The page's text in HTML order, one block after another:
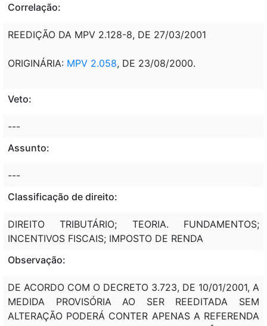
Correlação:
REEDIÇÃO DA MPV 2.128-8, DE 27/03/2001
ORIGINÁRIA: MPV 2.058, DE 23/08/2000.
Veto:
---
Assunto:
---
Classificação de direito:
DIREITO TRIBUTÁRIO; TEORIA. FUNDAMENTOS;
INCENTIVOS FISCAIS; IMPOSTO DE RENDA
Observação:
DE ACORDO COM O DECRETO 3.723, DE 10/01/2001, A
MEDIDA PROVISÓRIA AO SER REEDITADA SEM
ALTERAÇÃO PODERÁ CONTER APENAS A REFERENDA